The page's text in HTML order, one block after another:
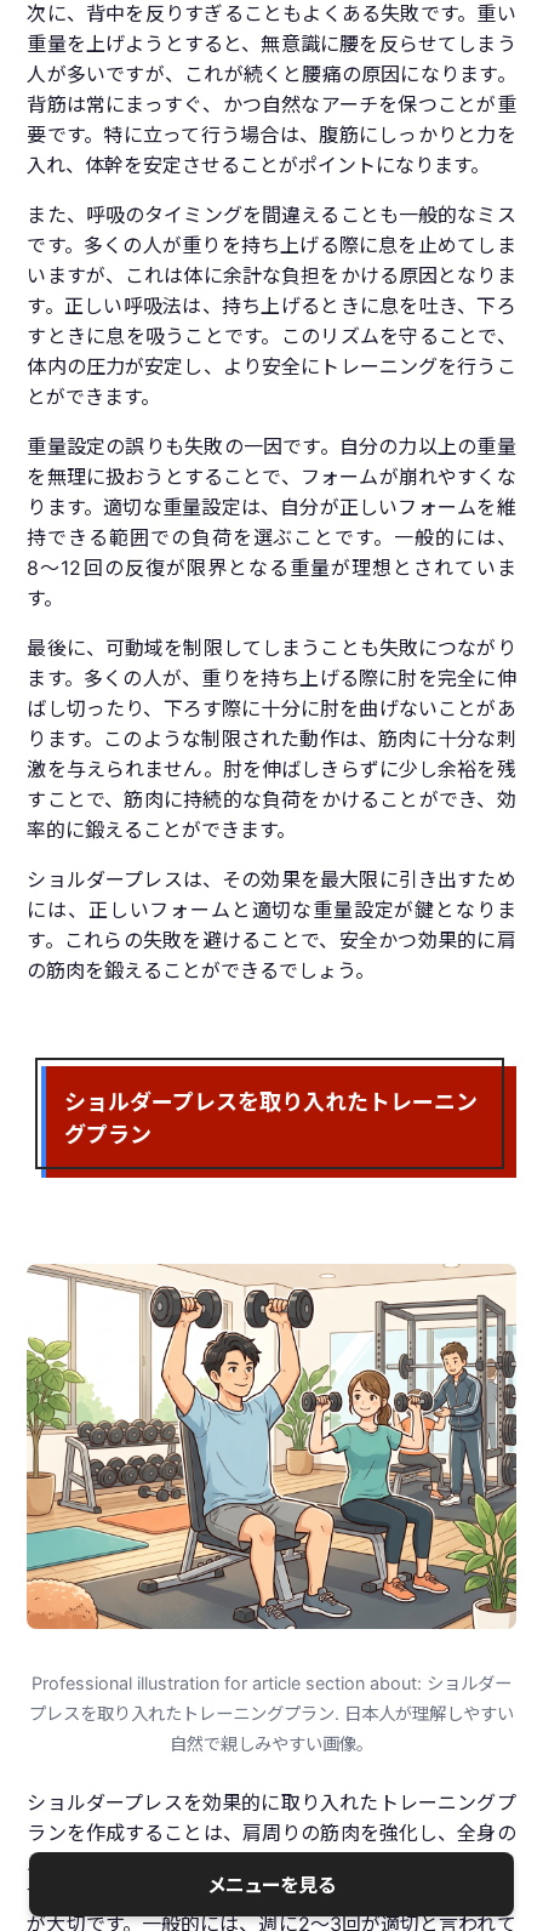
次に、背中を反りすぎることもよくある失敗です。重い
重量を上げようとすると、無意識に腰を反らせてしまう
人が多いですが、これが続くと腰痛の原因になります。
背筋は常にまっすぐ、かつ自然なアーチを保つことが重
要です。特に立って行う場合は、腹筋にしっかりと力を
入れ、体幹を安定させることがポイントになります。
また、呼吸のタイミングを間違えることも一般的なミス
です。多くの人が重りを持ち上げる際に息を止めてしま
いますが、これは体に余計な負担をかける原因となりま
す。正しい呼吸法は、持ち上げるときに息を吐き、下ろ
すときに息を吸うことです。このリズムを守ることで、
体内の圧力が安定し、より安全にトレーニングを行うこ
とができます。
重量設定の誤りも失敗の一因です。自分の力以上の重量
を無理に扱おうとすることで、フォームが崩れやすくな
ります。適切な重量設定は、自分が正しいフォームを維
持できる範囲での負荷を選ぶことです。一般的には、
8〜12回の反復が限界となる重量が理想とされていま
す。
最後に、可動域を制限してしまうことも失敗につながり
ます。多くの人が、重りを持ち上げる際に肘を完全に伸
ばし切ったり、下ろす際に十分に肘を曲げないことがあ
ります。このような制限された動作は、筋肉に十分な刺
激を与えられません。肘を伸ばしきらずに少し余裕を残
すことで、筋肉に持続的な負荷をかけることができ、効
率的に鍛えることができます。
ショルダープレスは、その効果を最大限に引き出すため
には、正しいフォームと適切な重量設定が鍵となりま
す。これらの失敗を避けることで、安全かつ効果的に肩
の筋肉を鍛えることができるでしょう。
ショルダープレスを取り入れたトレーニン
グプラン
Professional illustration for article section about: ショルダー
プレスを取り入れたトレーニングプラン. 日本人が理解しやすい
自然で親しみやすい画像。
ショルダープレスを効果的に取り入れたトレーニングプ
ランを作成することは、肩周りの筋肉を強化し、全身の
バランスを向上させるための重要なステップです。ま
ず、ショルダープレスを週に何回行うかを決定すること
が大切です。一般的には、週に2〜3回が適切と言われて
メニューを見る